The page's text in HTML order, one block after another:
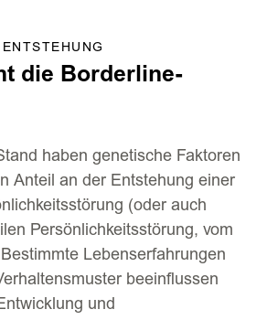
die Borderline-
haben genetische Faktoren
Anteil an der Entstehung einer
(oder auch
Persönlichkeitsstörung, vom
Lebenserfahrungen
beeinflussen
und